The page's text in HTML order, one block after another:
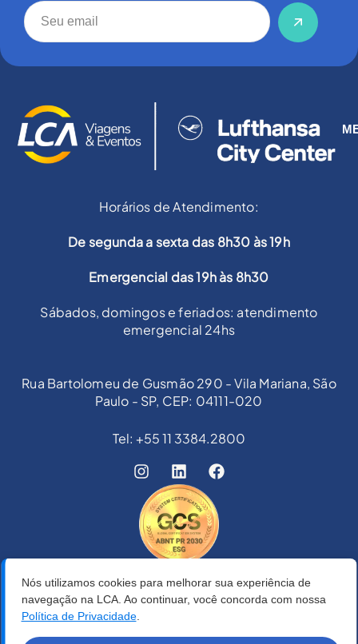
Horários de Atendimento:
De segunda a sexta das 8h30 às 19h
Emergencial das 19h às 8h30
Sábados, domingos e feriados: atendimento
emergencial 24hs
Rua Bartolomeu de Gusmão 290 - Vila Mariana, São
Paulo - SP, CEP: 04111-020
Tel: +55 11 3384.2800
Nós utilizamos cookies para melhorar sua experiência de
navegação na LCA. Ao continuar, você concorda com nossa
Política de Privacidade.